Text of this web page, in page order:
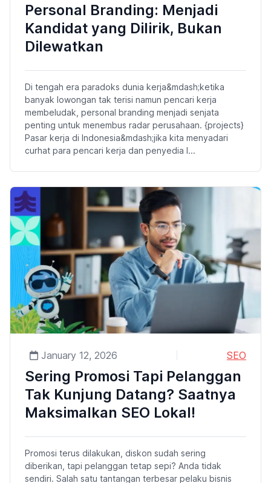
Personal Branding: Menjadi
Kandidat yang Dilirik, Bukan
Dilewatkan
Di tengah era paradoks dunia kerja&mdash;ketika
banyak lowongan tak terisi namun pencari kerja
membeludak, personal branding menjadi senjata
penting untuk menembus radar perusahaan. {projects}
Pasar kerja di Indonesia&mdash;jika kita menyadari
curhat para pencari kerja dan penyedia l...
January 12, 2026 SEO
Sering Promosi Tapi Pelanggan
Tak Kunjung Datang? Saatnya
Maksimalkan SEO Lokal!
Promosi terus dilakukan, diskon sudah sering
diberikan, tapi pelanggan tetap sepi? Anda tidak
sendiri. Salah satu tantangan terbesar pelaku bisnis